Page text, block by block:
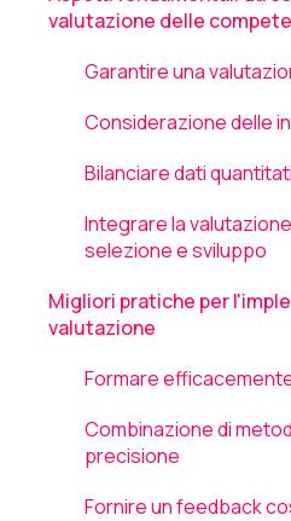
valutazione delle
Garantire una
Considerazione delle
Bilanciare dati
Integrare la
selezione e sviluppo
Migliori pratiche per
valutazione
Formare
Combinazione di
precisione
Fornire un feedback